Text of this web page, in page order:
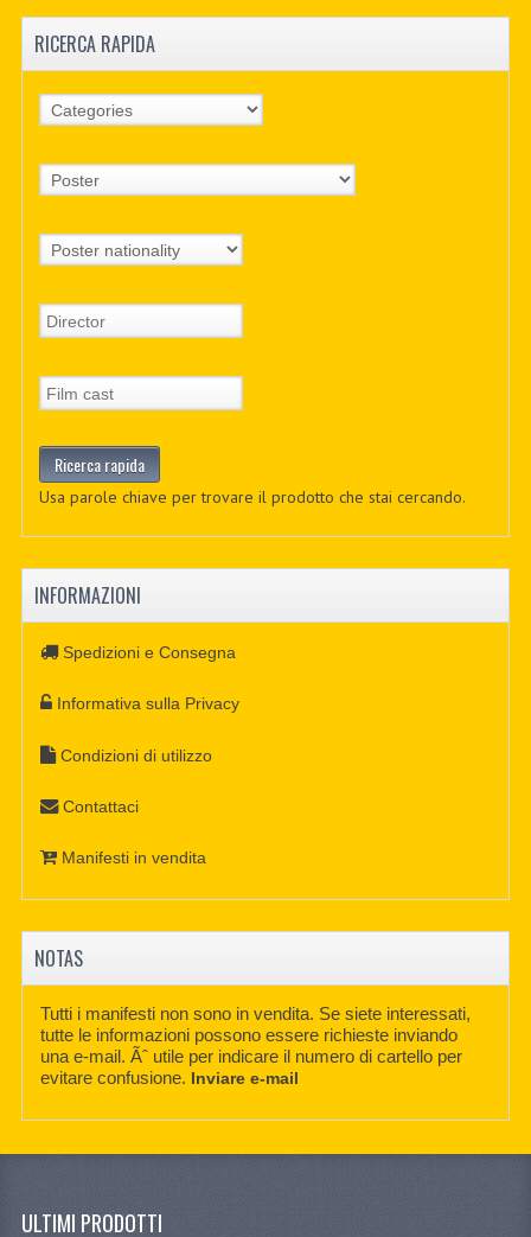
RICERCA RAPIDA
Usa parole chiave per trovare il prodotto che stai cercando.
INFORMAZIONI
Spedizioni e Consegna
Informativa sulla Privacy
Condizioni di utilizzo
Contattaci
Manifesti in vendita
NOTAS
Tutti i manifesti non sono in vendita. Se siete interessati,
tutte le informazioni possono essere richieste inviando
una e-mail. Ãˆ utile per indicare il numero di cartello per
evitare confusione. Inviare e-mail
ULTIMI PRODOTTI